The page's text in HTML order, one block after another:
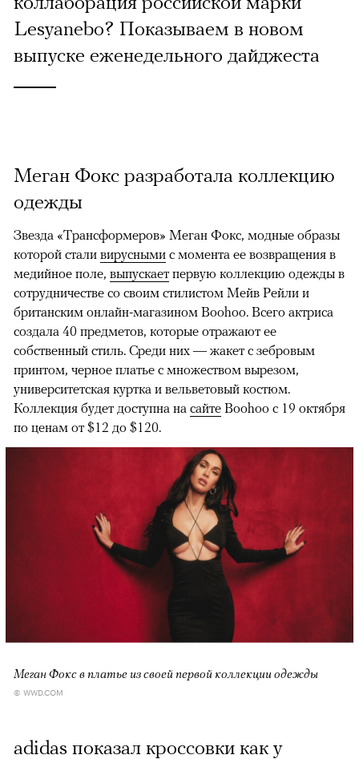
Lesyanebo? Показываем в новом
выпуске еженедельного дайджеста
Меган Фокс разработала коллекцию
одежды
Звезда «Трансформеров» Меган Фокс, модные образы
которой стали вирусными с момента ее возвращения в
медийное поле, выпускает первую коллекцию одежды в
сотрудничестве со своим стилистом Мейв Рейли и
британским онлайн-магазином Boohoo. Всего актриса
создала 40 предметов, которые отражают ее
собственный стиль. Среди них — жакет с зебровым
принтом, черное платье с множеством вырезом,
университетская куртка и вельветовый костюм.
Коллекция будет доступна на сайте Boohoo с 19 октября
по ценам от $12 до $120.
Меган Фокс в платье из своей первой коллекции одежды
© WWD.COM
adidas показал кроссовки как у